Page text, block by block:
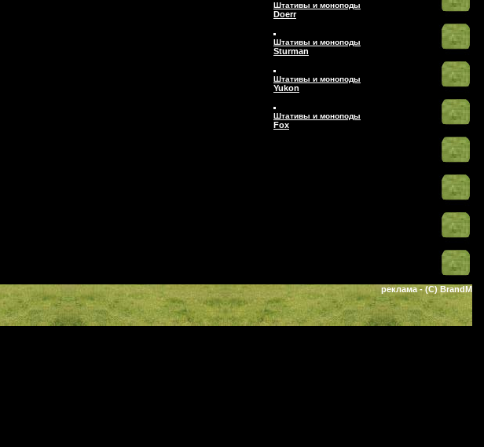
Штативы и моноподы
Doerr
Штативы и моноподы
Sturman
Штативы и моноподы
Yukon
Штативы и моноподы
Fox
реклама - (C) BrandM